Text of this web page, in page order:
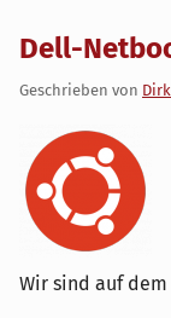
Dell-
Geschrieben von
Wir sind auf